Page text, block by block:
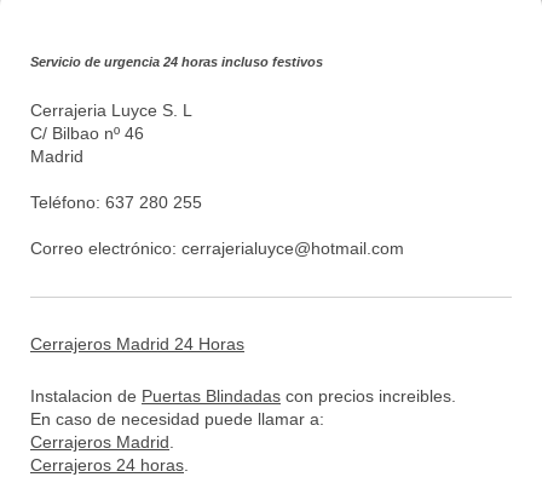
Servicio de urgencia 24 horas incluso festivos
Cerrajeria Luyce S. L
C/ Bilbao nº 46
Madrid
Teléfono: 637 280 255
Correo electrónico: cerrajerialuyce@hotmail.com
Cerrajeros Madrid 24 Horas
Instalacion de Puertas Blindadas con precios increibles.
En caso de necesidad puede llamar a:
Cerrajeros Madrid
Cerrajeros 24 horas